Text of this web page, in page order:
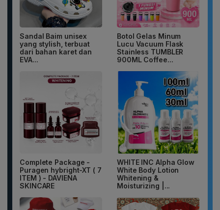
Sandal Baim unisex
yang stylish, terbuat
dari bahan karet dan
EVA...
Botol Gelas Minum
Lucu Vacuum Flask
Stainless TUMBLER
900ML Coffee...
Complete Package -
Puragen hybright-XT ( 7
ITEM ) - DAVIENA
SKINCARE
WHITE INC Alpha Glow
White Body Lotion
Whitening &
Moisturizing |...